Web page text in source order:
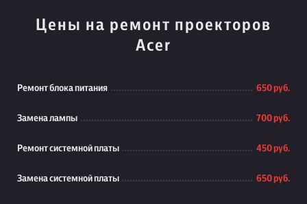
Цены на ремонт проекторов
Acer
Ремонт блока питания 650 руб.
Замена лампы 700 руб.
Ремонт системной платы 450 руб.
Замена системной платы 650 руб.